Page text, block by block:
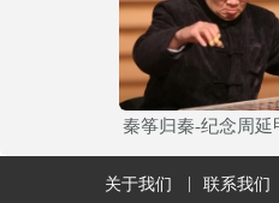
秦筝归秦-纪念周延
关于我们 联系我们